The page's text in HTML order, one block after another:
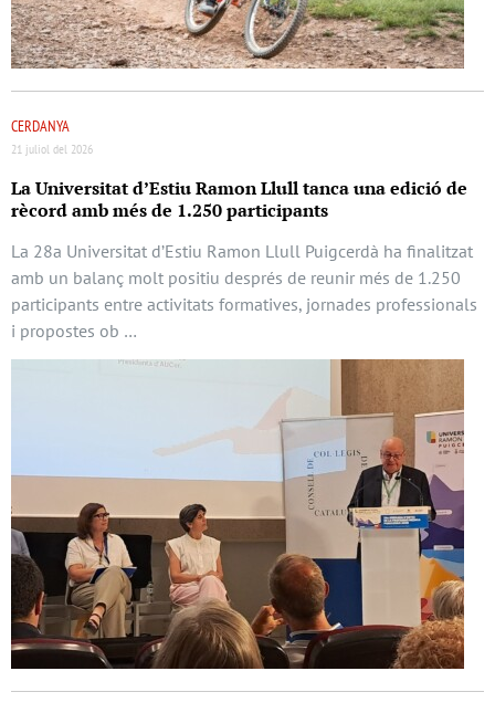
CERDANYA
21 juliol del 2026
La Universitat d’Estiu Ramon Llull tanca una edició de
rècord amb més de 1.250 participants
La 28a Universitat d’Estiu Ramon Llull Puigcerdà ha finalitzat
amb un balanç molt positiu després de reunir més de 1.250
participants entre activitats formatives, jornades professionals
i propostes ob …